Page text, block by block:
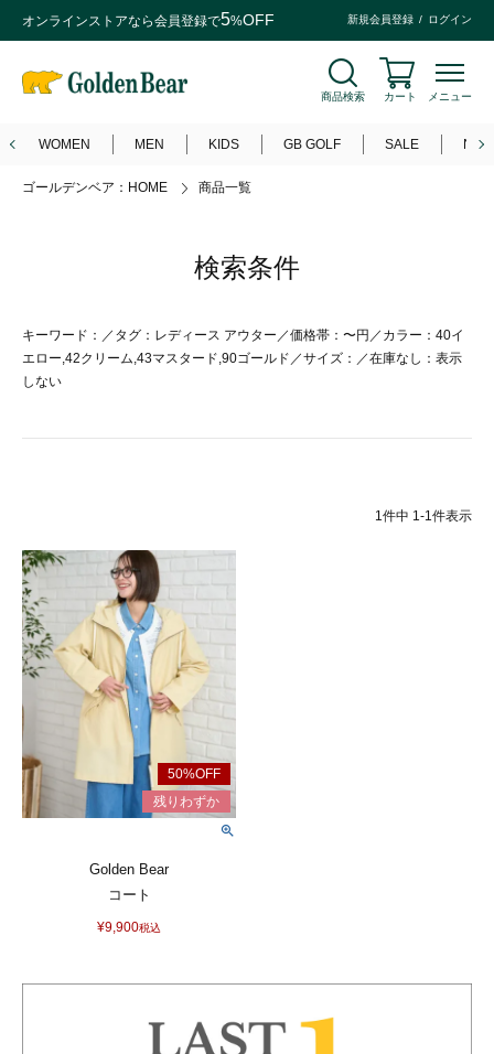
オンラインストアなら会員登録で5%OFF 新規会員登録 ログイン
商品検索 カート メニュー
WOMEN MEN KIDS GB GOLF SALE
ゴールデンベア：HOME 商品一覧
検索条件
キーワード：／タグ：レディース アウター／価格帯：〜円／カラー：40イ
エロー,42クリーム,43マスタード,90ゴールド／サイズ：／在庫なし：表示
しない
1件中 1-1件表示
Golden Bear
コート
¥9,900税込